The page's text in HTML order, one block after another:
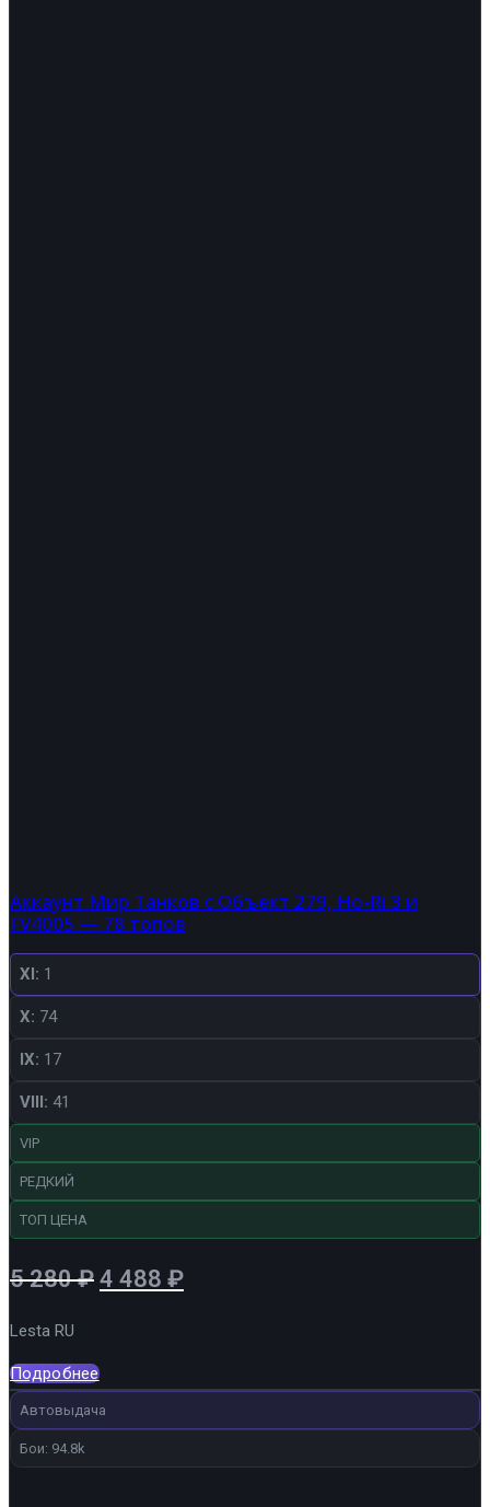
Аккаунт Мир Танков с Объект 279, Ho-Ri 3 и
FV4005 — 78 топов
XI: 1
X: 74
IX: 17
VIII: 41
VIP
РЕДКИЙ
ТОП ЦЕНА
5 280₽ Первоначальная
5
280 ₽.
4 488 ₽Текущая
Lesta RU
Подробнее
Автовыдача
Бои: 94.8k